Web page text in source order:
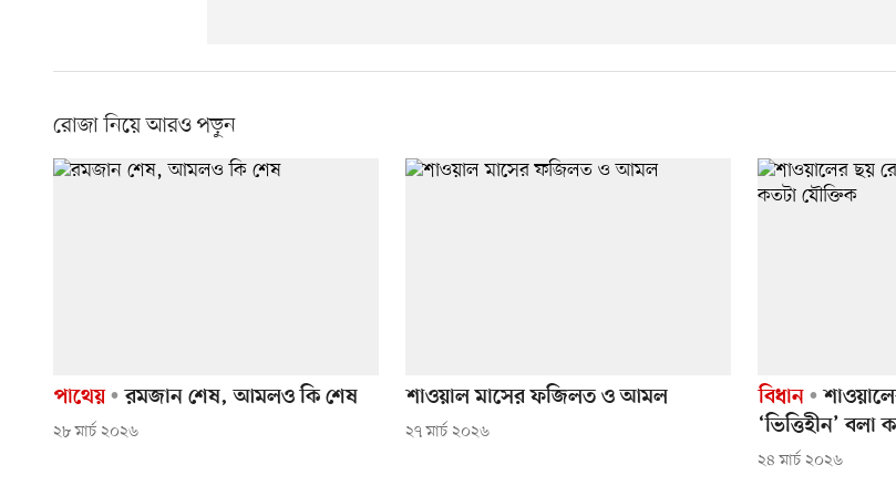
রোজা নিয়ে আরও পড়ুন
পাথেয় রমজান শেষ, আমলও কি শেষ
২৮ মার্চ ২০২৬
শাওয়াল মাসের ফজিলত ও আমল
২৭ মার্চ ২০২৬
বিধান
‘ভিত্তিহীন’ বলা
২৪ মার্চ ২০২৬